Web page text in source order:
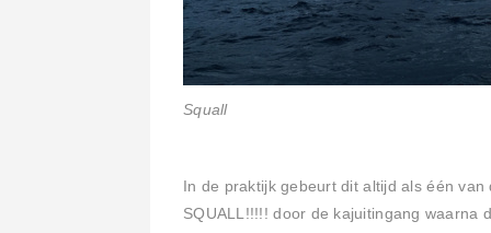
Squall
In de praktijk gebeurt dit altijd als één
SQUALL!!!!! door de kajuitingang waarna